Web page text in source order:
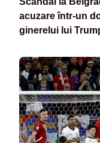
acuzare într-un
ginerelui lui